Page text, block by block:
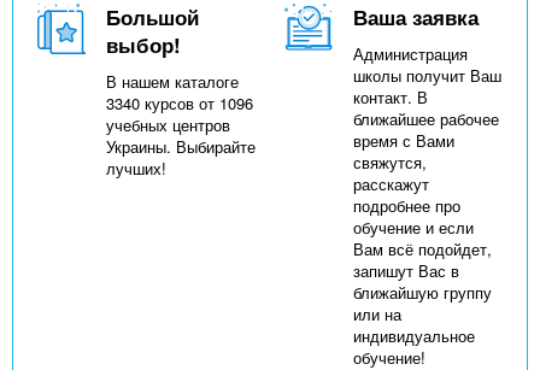
Большой
выбор!
В нашем каталоге
3340 курсов от 1096
учебных центров
Украины. Выбирайте
лучших!
Ваша заявка
Администрация
школы получит Ваш
контакт. В
ближайшее рабочее
время с Вами
свяжутся,
расскажут
подробнее про
обучение и если
Вам всё подойдет,
запишут Вас в
ближайшую группу
или на
индивидуальное
обучение!